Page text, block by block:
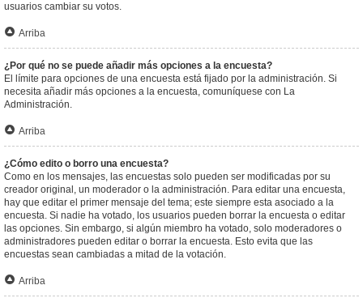
usuarios cambiar su votos.
Arriba
¿Por qué no se puede añadir más opciones a la encuesta?
El límite para opciones de una encuesta está fijado por la administración. Si
necesita añadir más opciones a la encuesta, comuníquese con La
Administración.
Arriba
¿Cómo edito o borro una encuesta?
Como en los mensajes, las encuestas solo pueden ser modificadas por su
creador original, un moderador o la administración. Para editar una encuesta,
hay que editar el primer mensaje del tema; este siempre esta asociado a la
encuesta. Si nadie ha votado, los usuarios pueden borrar la encuesta o editar
las opciones. Sin embargo, si algún miembro ha votado, solo moderadores o
administradores pueden editar o borrar la encuesta. Esto evita que las
encuestas sean cambiadas a mitad de la votación.
Arriba